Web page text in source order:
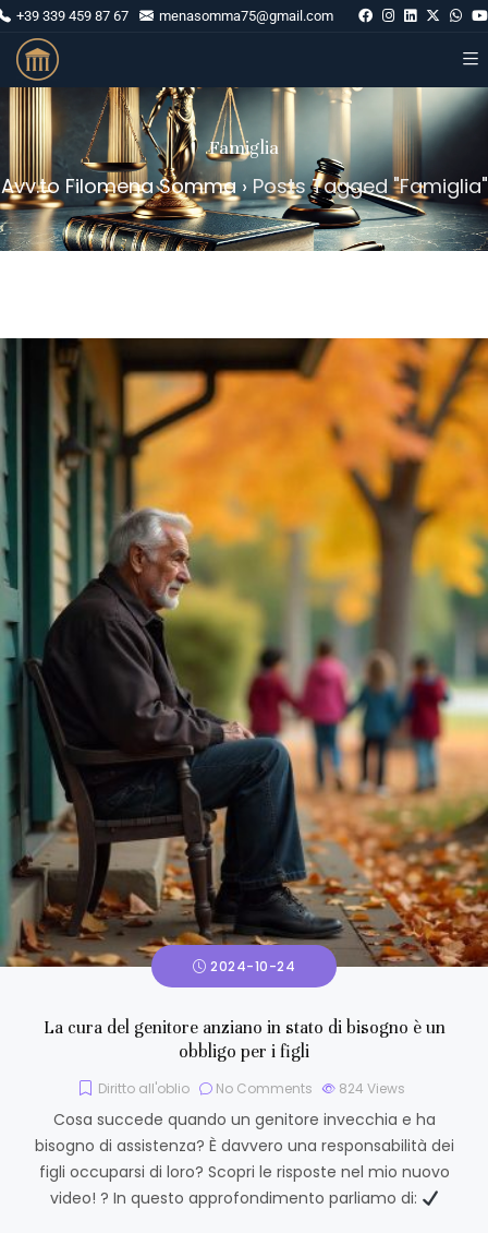
+39 339 459 87 67 menasomma75@gmail.com
Famiglia
Avv.to Filomena Somma › Posts Tagged "Famiglia"
2024-10-24
La cura del genitore anziano in stato di bisogno è un
obbligo per i figli
Diritto all'oblio No Comments 824 Views
Cosa succede quando un genitore invecchia e ha
bisogno di assistenza? È davvero una responsabilità dei
figli occuparsi di loro? Scopri le risposte nel mio nuovo
video! ? In questo approfondimento parliamo di: